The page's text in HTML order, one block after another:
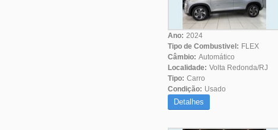
Ano: 2024
Tipo de Combustivel: FLEX
Câmbio: Automático
Localidade: Volta Redonda/RJ
Tipo: Carro
Condição: Usado
Detalhes